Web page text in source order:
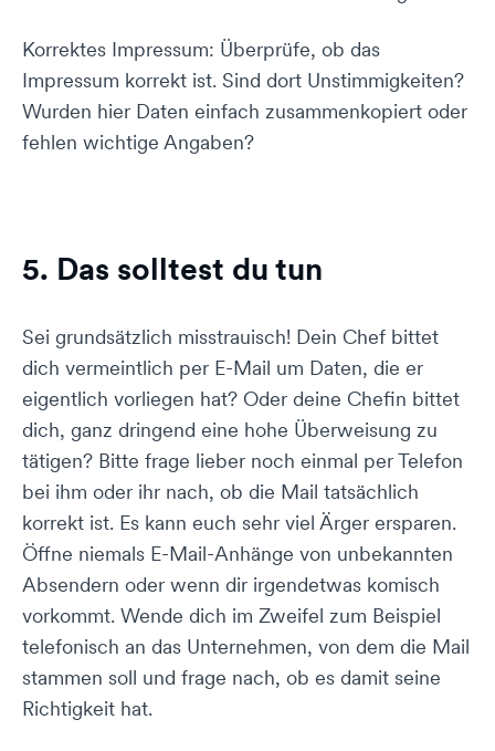
Korrektes Impressum: Überprüfe, ob das
Impressum korrekt ist. Sind dort Unstimmigkeiten?
Wurden hier Daten einfach zusammenkopiert oder
fehlen wichtige Angaben?
5. Das solltest du tun
Sei grundsätzlich misstrauisch! Dein Chef bittet
dich vermeintlich per E-Mail um Daten, die er
eigentlich vorliegen hat? Oder deine Chefin bittet
dich, ganz dringend eine hohe Überweisung zu
tätigen? Bitte frage lieber noch einmal per Telefon
bei ihm oder ihr nach, ob die Mail tatsächlich
korrekt ist. Es kann euch sehr viel Ärger ersparen.
Öffne niemals E-Mail-Anhänge von unbekannten
Absendern oder wenn dir irgendetwas komisch
vorkommt. Wende dich im Zweifel zum Beispiel
telefonisch an das Unternehmen, von dem die Mail
stammen soll und frage nach, ob es damit seine
Richtigkeit hat.